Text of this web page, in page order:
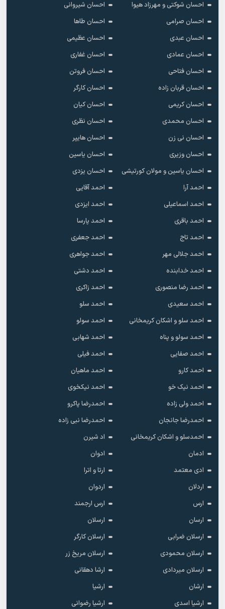
احسان شوکتی و مهرزاد هیوا
احسان شیروانی
احسان صرامی
احسان طاها
احسان عبدی
احسان عظیمی
احسان عمادی
احسان غفاری
احسان فتاحی
احسان فروتن
احسان قربان زاده
احسان کارگر
احسان کریمی
احسان کیان
احسان محمدی
احسان نظری
احسان نی زن
احسان هایپر
احسان وزیری
احسان یاسین
احسان یاسین و مولان کورتیشی
احسان یزدی
احمد آرا
احمد آقایی
احمد اسماعیلی
احمد ایزدی
احمد باقری
احمد پارسا
احمد تاج
احمد جعفری
احمد جلالی مهر
احمد جواهری
احمد خدابنده
احمد دشتی
احمد رضا منصوری
احمد زاکری
احمد سعیدی
احمد سلو
احمد سلو و اشکان کریمخانی
احمد سولو
احمد سولو و پناه
احمد شهابی
احمد صفایی
احمد فیلی
احمد کارو
احمد ماهیان
احمد نیک خو
احمد نیکخوی
احمد ولی زاده
احمدرضا پاکرو
احمدرضا جانجان
احمدرضا نبی زاده
احمدسلو و اشکان کریمخانی
اد شیرن
ادمان
ادوان
ادی معتمد
ارتا و اترا
اردلان
اردوان
ارس
ارس ارجمند
ارسان
ارسلان
ارسلان ضرابی
ارسلان کارگر
ارسلان محمودی
ارسلان مریخ زر
ارسلان میردادی
ارشا دهقانی
ارشان
ارشیا
ارشیا اسدی
ارشیا رضوانی